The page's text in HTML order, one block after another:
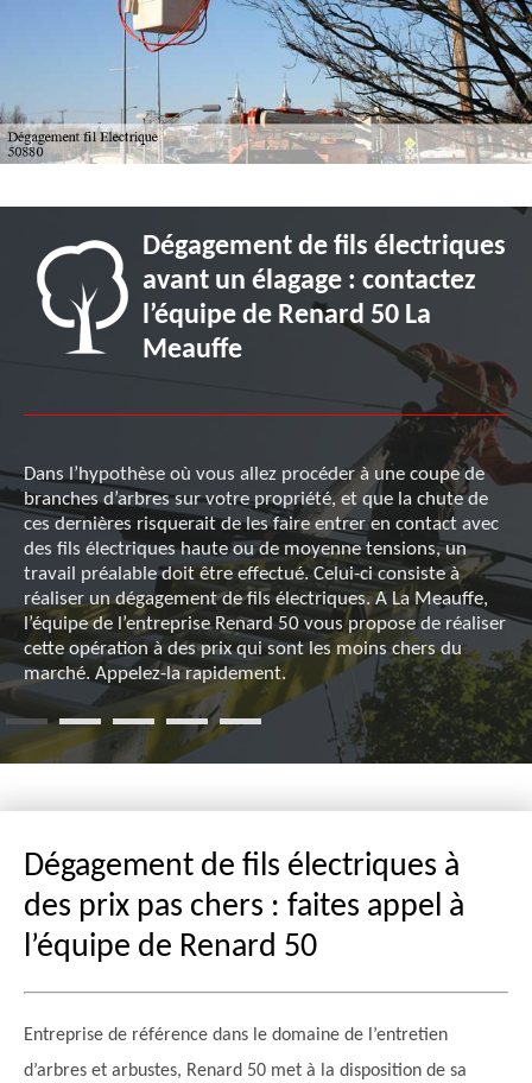
Dégagement de fils électriques
avant un élagage : contactez
l’équipe de Renard 50 La
Meauffe
Dans l’hypothèse où vous allez procéder à une coupe de
branches d’arbres sur votre propriété, et que la chute de
ces dernières risquerait de les faire entrer en contact avec
des fils électriques haute ou de moyenne tensions, un
travail préalable doit être effectué. Celui-ci consiste à
réaliser un dégagement de fils électriques. A La Meauffe,
l’équipe de l’entreprise Renard 50 vous propose de réaliser
cette opération à des prix qui sont les moins chers du
marché. Appelez-la rapidement.
Dégagement de fils électriques à
des prix pas chers : faites appel à
l’équipe de Renard 50
Entreprise de référence dans le domaine de l’entretien
d’arbres et arbustes, Renard 50 met à la disposition de sa